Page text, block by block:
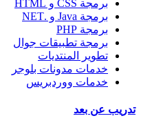
برمجة CSS و HTML
برمجة Java و .NET
برمجة PHP
برمجة تطبيقات جوال
تطوير المنتديات
خدمات مدونات بلوجر
خدمات ووردبريس
تدريب عن بعد